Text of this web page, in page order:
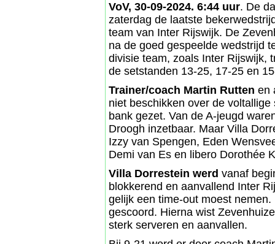
VoV, 30-09-2024. 6:44 uur. De
zaterdag de laatste
team van Inter Rijswijk. De
na de goed gespeelde wedstrijd
divisie team, zoals Inter Rijswijk,
de setstanden 13-25, 17-25 en
Trainer/coach Martin Rutten en
niet beschikken over de
bank gezet. Van de A-jeugd
Droogh inzetbaar. Maar Villa
Izzy van Spengen, Eden
Demi van Es en libero Dorothée
Villa Dorrestein werd vanaf
blokkerend en aanvallend Inter
gelijk een time-out moest
gescoord. Hierna wist
sterk serveren en aanvallen.